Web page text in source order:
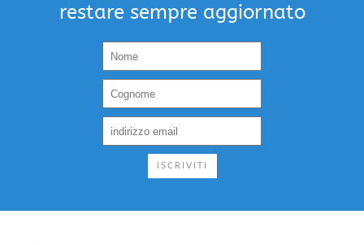
restare sempre aggiornato
ISCRIVITI